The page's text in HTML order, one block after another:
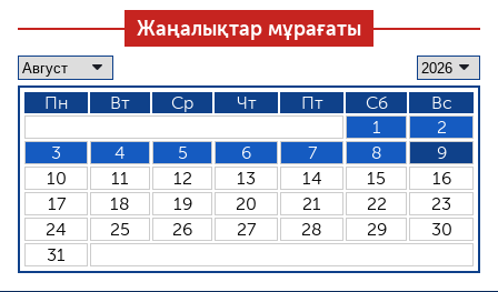
Жаңалықтар мұрағаты
Пн Вт Ср Чт Пт Сб
Вс
1
2
3
4 5 6 7 8
9
10
11 12 13 14 15
16
17
18 19 20 21 22
23
24
25 26 27 28 29
30
31